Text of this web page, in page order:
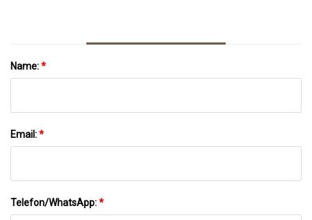
Name:*
Email:*
Telefon/WhatsApp:*